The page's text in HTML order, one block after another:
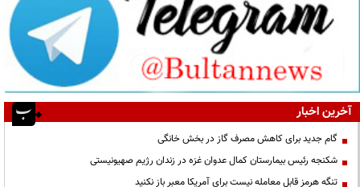
آخرین اخبار
گام جدید برای کاهش مصرف گاز در بخش خانگی
شکنجه رئیس بیمارستان کمال عدوان غزه در زندان رژیم صهیونیستی
تنگه هرمز قابل معامله نیست برای آمریکا معبر باز نکنید